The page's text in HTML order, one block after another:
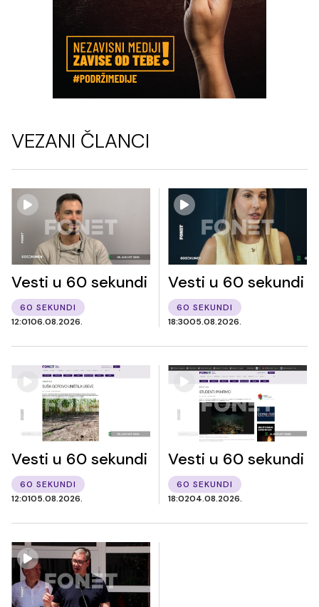
VEZANI ČLANCI
Vesti u 60 sekundi
60 SEKUNDI
12:0106.08.2026.
Vesti u 60 sekundi
60 SEKUNDI
18:3005.08.2026.
Vesti u 60 sekundi
60 SEKUNDI
12:0105.08.2026.
Vesti u 60 sekundi
60 SEKUNDI
18:0204.08.2026.